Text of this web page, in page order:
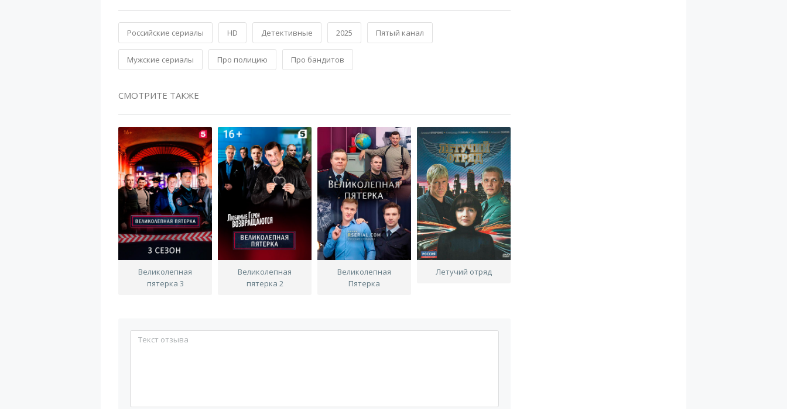
Российские сериалы HD Детективные 2025 Пятый канал
Мужские сериалы Про полицию Про бандитов
СМОТРИТЕ ТАКЖЕ
Великолепная
пятерка 3
Великолепная
пятерка 2
Великолепная
Пятерка
Летучий отряд